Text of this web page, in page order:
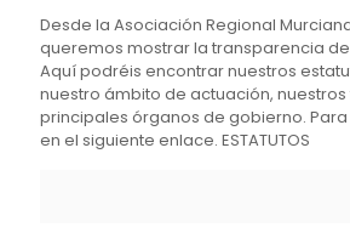
Desde la Asociación Regional
queremos mostrar la transparencia
Aquí podréis encontrar nuestros
nuestro ámbito de actuación, nuestros
principales órganos de gobierno.
en el siguiente enlace. ESTATUTOS